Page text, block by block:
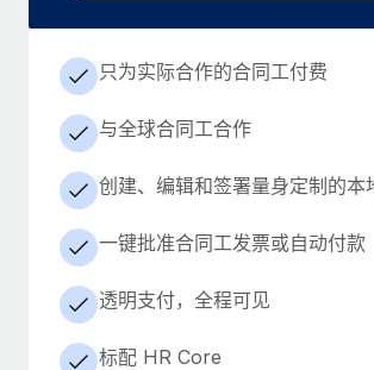
只为实际合作的合同工付费
与全球合同工合作
创建、编辑和签署量身定制的本
一键批准合同工发票或自动付款
透明支付，全程可见
标配 HR Core